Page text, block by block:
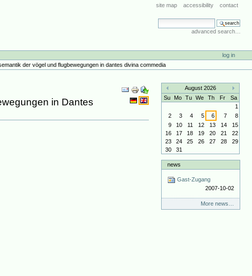
site map accessibility contact
search site
advanced search…
log in
der vögel und flugbewegungen in dantes divina commedia
Document
Actions
in Dantes
«
August 2026
»
Su Mo Tu We Th Fr
Sa
1
2
3 4 5 6 7
8
9
10 11 12 13 14
15
16
17 18 19 20 21
22
23
24 25 26 27 28
29
30
31
news
Gast-Zugang
2007-10-02
More news…